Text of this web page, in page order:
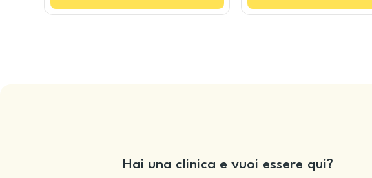
Hai una clinica e vuoi essere qui?